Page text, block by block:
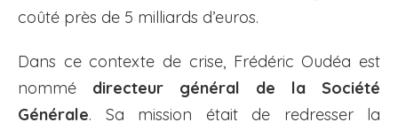
coûté près de 5 milliards d’euros.
Dans ce contexte de crise, Frédéric Oudéa est
nommé directeur général de la Société
Générale. Sa mission était de redresser la